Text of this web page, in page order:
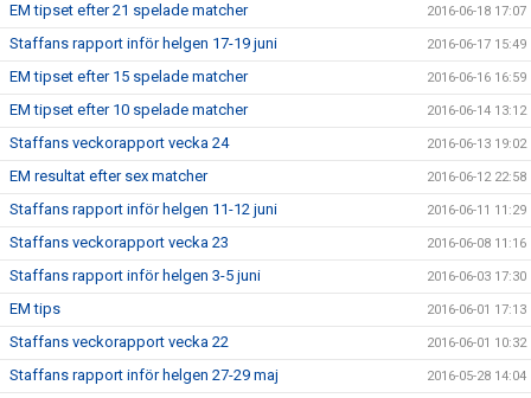
EM tipset efter 21 spelade matcher 2016-06-18 17:07
Staffans rapport inför helgen 17-19 juni 2016-06-17 15:49
EM tipset efter 15 spelade matcher 2016-06-16 16:59
EM tipset efter 10 spelade matcher 2016-06-14 13:12
Staffans veckorapport vecka 24 2016-06-13 19:02
EM resultat efter sex matcher 2016-06-12 22:58
Staffans rapport inför helgen 11-12 juni 2016-06-11 11:29
Staffans veckorapport vecka 23 2016-06-08 11:16
Staffans rapport inför helgen 3-5 juni 2016-06-03 17:30
EM tips 2016-06-01 17:13
Staffans veckorapport vecka 22 2016-06-01 10:32
Staffans rapport inför helgen 27-29 maj 2016-05-28 14:04